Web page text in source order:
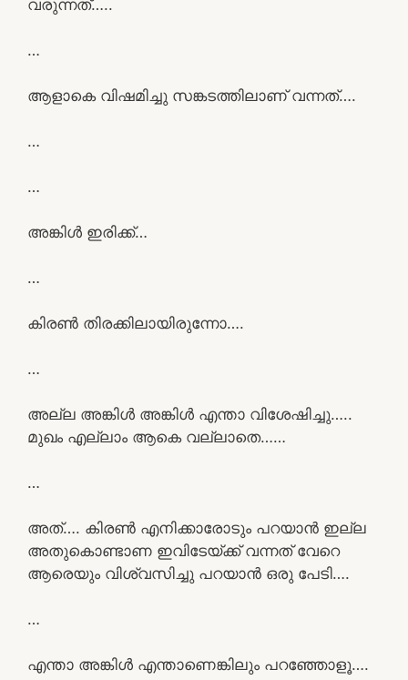
വരുന്നത്…..
…
ആളാകെ വിഷമിച്ചു സങ്കടത്തിലാണ് വന്നത്….
…
…
അങ്കിൾ ഇരിക്ക്…
…
കിരൺ തിരക്കിലായിരുന്നോ….
…
അല്ല അങ്കിൾ അങ്കിൾ എന്താ വിശേഷിച്ചു…..
മുഖം എല്ലാം ആകെ വല്ലാതെ……
…
അത്…. കിരൺ എനിക്കാരോടും പറയാൻ ഇല്ല
അതുകൊണ്ടാണ ഇവിടേയ്ക്ക് വന്നത് വേറെ
ആരെയും വിശ്വസിച്ചു പറയാൻ ഒരു പേടി….
…
എന്താ അങ്കിൾ എന്താണെങ്കിലും പറഞ്ഞോളൂ….